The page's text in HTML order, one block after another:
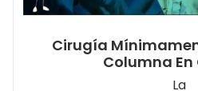
Cirugía
Columna
La